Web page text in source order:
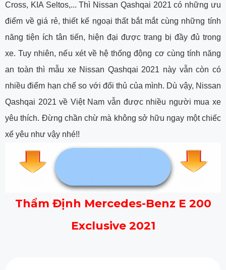
Cross, KIA Seltos,... Thì Nissan Qashqai 2021 có những ưu
điểm về giá rẻ, thiết kế ngoại thất bắt mắt cùng những tính
năng tiện ích tân tiến, hiện đại được trang bị đầy đủ trong
xe. Tuy nhiên, nếu xét về hệ thống động cơ cùng tính năng
an toàn thì mẫu xe Nissan Qashqai 2021 này vẫn còn có
nhiều điểm hạn chế so với đối thủ của mình. Dù vậy, Nissan
Qashqai 2021 về Việt Nam vẫn được nhiều người mua xe
yêu thích. Đừng chần chừ mà không sở hữu ngay một chiếc
xế yêu như vậy nhé!!
Thẩm Định Mercedes-Benz E 200
Exclusive 2021